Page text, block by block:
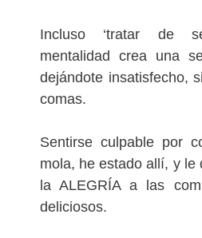
Incluso ‘tratar de
mentalidad crea una
dejándote insatisfecho,
comas.
Sentirse culpable por
mola, he estado allí, y le
la ALEGRÍA a las
deliciosos.